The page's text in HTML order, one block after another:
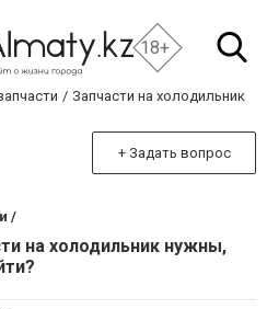
18+
Запчасти на холодильник
+ Задать вопрос
/
на холодильник нужны,